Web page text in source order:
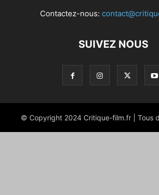
Contactez-nous:
SUIVEZ NOUS
© Copyright 2024 Critique-film.fr | Tous